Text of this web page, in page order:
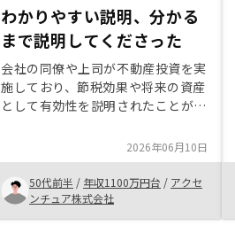
わかりやすい説明、分かる
まで説明してくださった
会社の同僚や上司が不動産投資を実
施しており、節税効果や将来の資産
として有効性を説明されたことがき
も比較し、リノシーの標準化、パタ
ーン化された手続きやアプリなどの
電子的な取り組みが信頼できた。
2026年06月10日
50代前半 / 年収1100万円台 / アクセ
ンチュア株式会社